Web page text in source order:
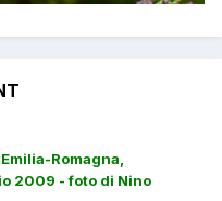
Romagna,
2009 - foto di Nino